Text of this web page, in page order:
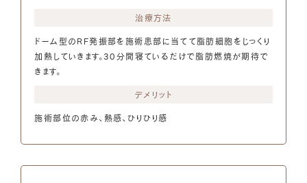
治療方法
ドーム型のRF発振部を施術患部に当てて脂肪細胞をじっくり
加熱していきます。30分間寝ているだけで脂肪燃焼が期待で
きます。
デメリット
施術部位の赤み、熱感、ひりひり感